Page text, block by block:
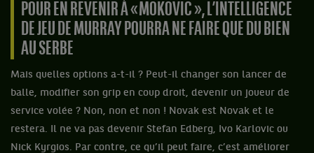
POUR EN REVENIR À « MOKOVIC », L’INTELLIGENCE
DE JEU DE MURRAY POURRA NE FAIRE QUE DU BIEN
AU SERBE
Mais quelles options a-t-il ? Peut-il changer son lancer de
balle, modifier son grip en coup droit, devenir un joueur de
service volée ? Non, non et non ! Novak est Novak et le
restera. Il ne va pas devenir Stefan Edberg, Ivo Karlovic ou
Nick Kyrgios. Par contre, ce qu’il peut faire, c’est améliorer